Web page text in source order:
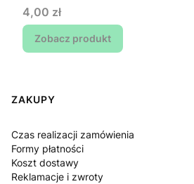
Cena
4,00 zł
Zobacz produkt
Linki w stopce
ZAKUPY
Czas realizacji zamówienia
Formy płatności
Koszt dostawy
Reklamacje i zwroty